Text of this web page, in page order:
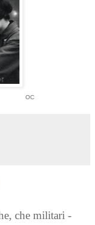
OC
che militari -